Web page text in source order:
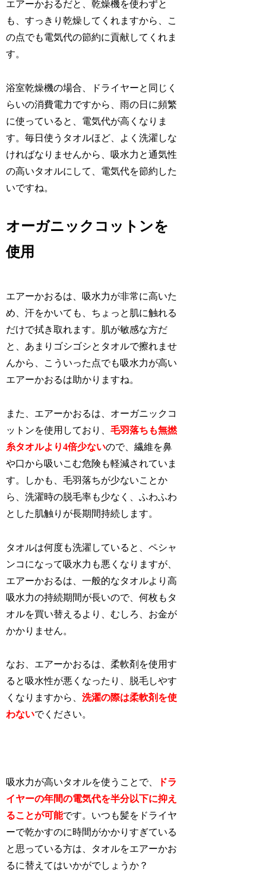
エアーかおるだと、乾燥機を使わずと
も、すっきり乾燥してくれますから、こ
の点でも電気代の節約に貢献してくれま
す。
浴室乾燥機の場合、ドライヤーと同じく
らいの消費電力ですから、雨の日に頻繁
に使っていると、電気代が高くなりま
す。毎日使うタオルほど、よく洗濯しな
ければなりませんから、吸水力と通気性
の高いタオルにして、電気代を節約した
いですね。
オーガニックコットンを
使用
エアーかおるは、吸水力が非常に高いた
め、汗をかいても、ちょっと肌に触れる
だけで拭き取れます。肌が敏感な方だ
と、あまりゴシゴシとタオルで擦れませ
んから、こういった点でも吸水力が高い
エアーかおるは助かりますね。
また、エアーかおるは、オーガニックコ
ットンを使用しており、毛羽落ちも無撚
糸タオルより4倍少ないので、繊維を鼻
や口から吸いこむ危険も軽減されていま
す。しかも、毛羽落ちが少ないことか
ら、洗濯時の脱毛率も少なく、ふわふわ
とした肌触りが長期間持続します。
タオルは何度も洗濯していると、ペシャ
ンコになって吸水力も悪くなりますが、
エアーかおるは、一般的なタオルより高
吸水力の持続期間が長いので、何枚もタ
オルを買い替えるより、むしろ、お金が
かかりません。
なお、エアーかおるは、柔軟剤を使用す
ると吸水性が悪くなったり、脱毛しやす
くなりますから、洗濯の際は柔軟剤を使
わないでください。
吸水力が高いタオルを使うことで、
ドラ
イヤーの年間の電気代を半分以下に抑え
ることが可能です。いつも髪をドライヤ
ーで乾かすのに時間がかかりすぎている
と思っている方は、タオルをエアーかお
るに替えてはいかがでしょうか？